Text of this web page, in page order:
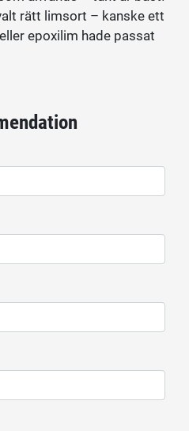
rätt limsort – kanske ett
epoxilim hade passat